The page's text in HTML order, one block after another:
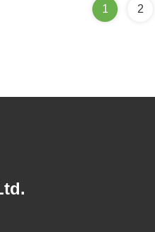
1 2